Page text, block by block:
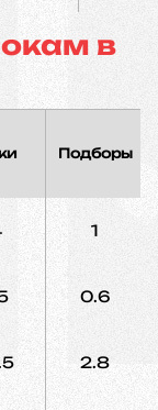
в
Подборы
1
0.6
2.8